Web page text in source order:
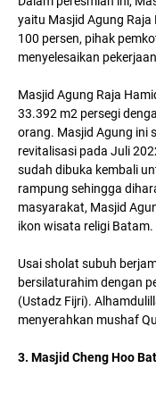
yaitu Masjid Agung
100 persen, pihak
menyelesaikan
Masjid Agung Raja
33.392 m2 persegi
orang. Masjid Agung ini
revitalisasi pada Juli
sudah dibuka kembali
rampung sehingga
masyarakat, Masjid
ikon wisata religi Batam.
Usai sholat subuh
bersilaturahim dengan
(Ustadz Fijri).
menyerahkan mushaf
3. Masjid Cheng Hoo